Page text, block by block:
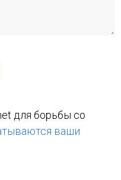
для борьбы со
ваши